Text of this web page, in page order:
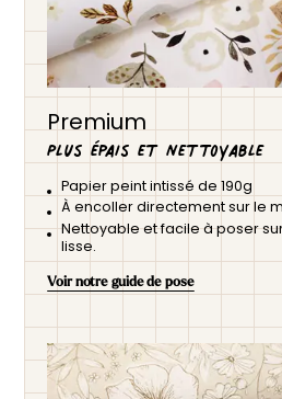
Premium
Plus épais et nettoyable
Papier peint intissé de 190g
À encoller directement sur le
Nettoyable et facile à poser
lisse.
Voir notre guide de pose